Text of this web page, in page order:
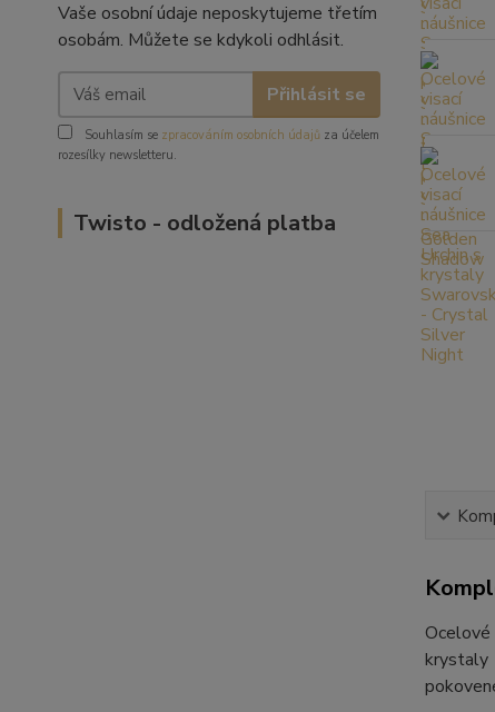
Vaše osobní údaje neposkytujeme třetím
osobám. Můžete se kdykoli odhlásit.
Přihlásit se
Souhlasím se zpracováním osobních údajů za účelem
rozesílky newsletteru.
Twisto - odložená platba
krystaly